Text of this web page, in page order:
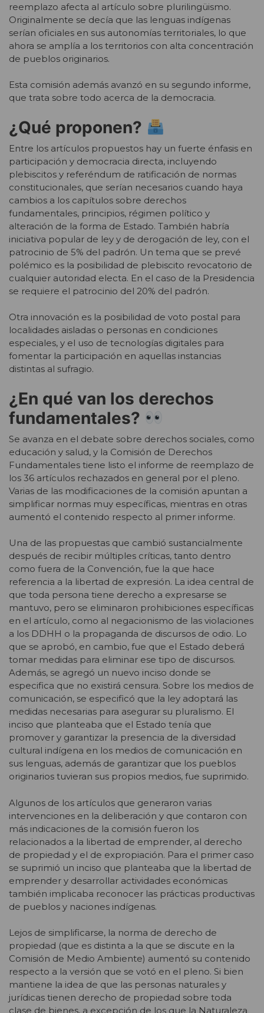
reemplazo afecta al artículo sobre plurilingüismo.
Originalmente se decía que las lenguas indígenas
serían oficiales en sus autonomías territoriales, lo que
ahora se amplía a los territorios con alta concentración
de pueblos originarios.
Esta comisión además avanzó en su segundo informe,
que trata sobre todo acerca de la democracia.
¿Qué proponen?
Entre los artículos propuestos hay un fuerte énfasis en
participación y democracia directa, incluyendo
plebiscitos y referéndum de ratificación de normas
constitucionales, que serían necesarios cuando haya
cambios a los capítulos sobre derechos
fundamentales, principios, régimen político y
alteración de la forma de Estado. También habría
iniciativa popular de ley y de derogación de ley, con el
patrocinio de 5% del padrón. Un tema que se prevé
polémico es la posibilidad de plebiscito revocatorio de
cualquier autoridad electa. En el caso de la Presidencia
se requiere el patrocinio del 20% del padrón.
Otra innovación es la posibilidad de voto postal para
localidades aisladas o personas en condiciones
especiales, y el uso de tecnologías digitales para
fomentar la participación en aquellas instancias
distintas al sufragio.
¿En qué van los derechos
fundamentales?
Se avanza en el debate sobre derechos sociales, como
educación y salud, y la Comisión de Derechos
Fundamentales tiene listo el informe de reemplazo de
los 36 artículos rechazados en general por el pleno.
Varias de las modificaciones de la comisión apuntan a
simplificar normas muy específicas, mientras en otras
aumentó el contenido respecto al primer informe.
Una de las propuestas que cambió sustancialmente
después de recibir múltiples críticas, tanto dentro
como fuera de la Convención, fue la que hace
referencia a la libertad de expresión. La idea central de
que toda persona tiene derecho a expresarse se
mantuvo, pero se eliminaron prohibiciones específicas
en el artículo, como al negacionismo de las violaciones
a los DDHH o la propaganda de discursos de odio. Lo
que se aprobó, en cambio, fue que el Estado deberá
tomar medidas para eliminar ese tipo de discursos.
Además, se agregó un nuevo inciso donde se
especifica que no existirá censura. Sobre los medios de
comunicación, se especificó que la ley adoptará las
medidas necesarias para asegurar su pluralismo. El
inciso que planteaba que el Estado tenía que
promover y garantizar la presencia de la diversidad
cultural indígena en los medios de comunicación en
sus lenguas, además de garantizar que los pueblos
originarios tuvieran sus propios medios, fue suprimido.
Algunos de los artículos que generaron varias
intervenciones en la deliberación y que contaron con
más indicaciones de la comisión fueron los
relacionados a la libertad de emprender, al derecho
de propiedad y el de expropiación. Para el primer caso
se suprimió un inciso que planteaba que la libertad de
emprender y desarrollar actividades económicas
también implicaba reconocer las prácticas productivas
de pueblos y naciones indígenas.
Lejos de simplificarse, la norma de derecho de
propiedad (que es distinta a la que se discute en la
Comisión de Medio Ambiente) aumentó su contenido
respecto a la versión que se votó en el pleno. Si bien
mantiene la idea de que las personas naturales y
jurídicas tienen derecho de propiedad sobre toda
clase de bienes, a excepción de los que la Naturaleza